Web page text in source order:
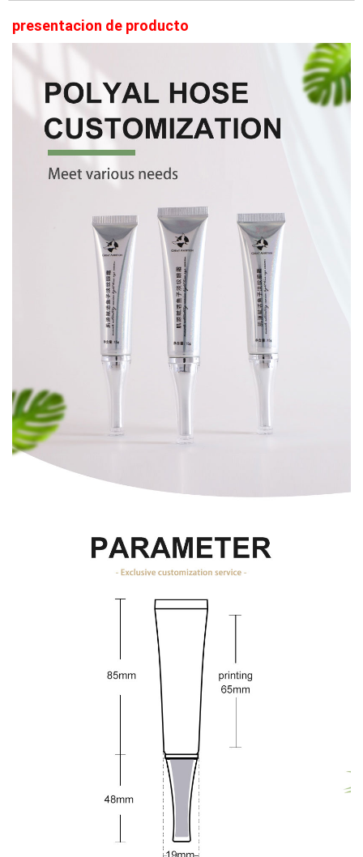
presentacion de producto